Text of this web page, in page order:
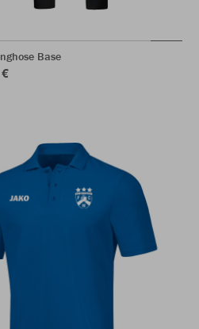
Base